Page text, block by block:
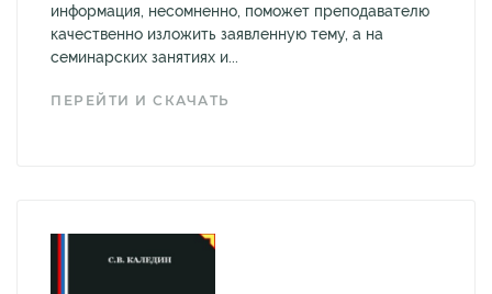
информация, несомненно, поможет преподавателю
качественно изложить заявленную тему, а на
семинарских занятиях и...
ПЕРЕЙТИ И СКАЧАТЬ